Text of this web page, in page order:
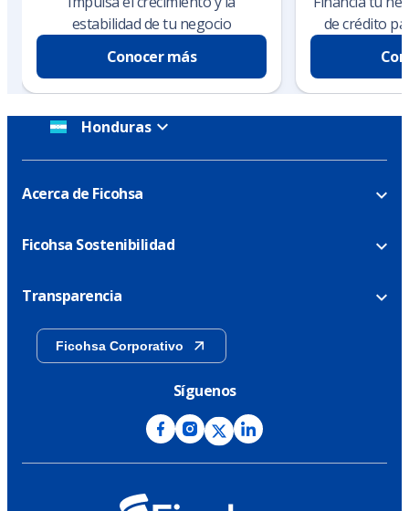
estabilidad de tu negocio
Conocer más
de crédito
Honduras
Acerca de Ficohsa
Ficohsa Sostenibilidad
Transparencia
Ficohsa Corporativo
Síguenos